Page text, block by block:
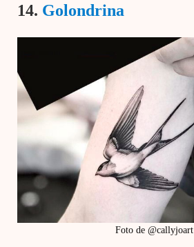
14. Golondrina
Foto de @callyjoart